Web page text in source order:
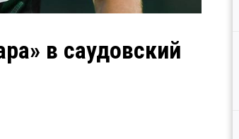
в саудовский